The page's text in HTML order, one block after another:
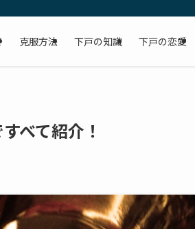
克服方法 下戸の知識 下戸の恋愛
べて紹介！